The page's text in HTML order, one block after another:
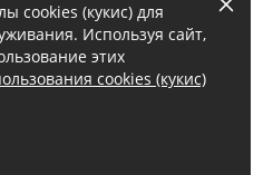
cookies (кукис) для
Используя сайт,
этих
cookies (кукис)